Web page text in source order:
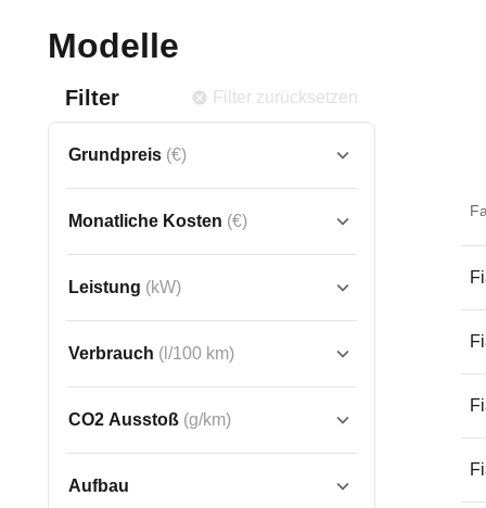
Modelle
Filter Filter zurücksetzen
Grundpreis (€)
Monatliche Kosten (€)
Leistung (kW)
Verbrauch (l/100 km)
CO2 Ausstoß (g/km)
Aufbau